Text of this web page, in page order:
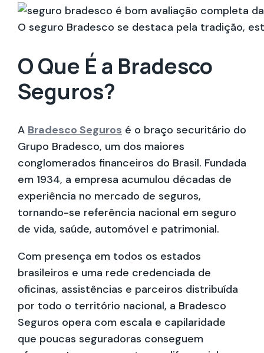
O seguro Bradesco se destaca pela tradição,
O Que É a Bradesco
Seguros?
A Bradesco Seguros é o braço securitário do
Grupo Bradesco, um dos maiores
conglomerados financeiros do Brasil. Fundada
em 1934, a empresa acumulou décadas de
experiência no mercado de seguros,
tornando-se referência nacional em seguro
de vida, saúde, automóvel e patrimonial.
Com presença em todos os estados
brasileiros e uma rede credenciada de
oficinas, assistências e parceiros distribuída
por todo o território nacional, a Bradesco
Seguros opera com escala e capilaridade
que poucas seguradoras conseguem